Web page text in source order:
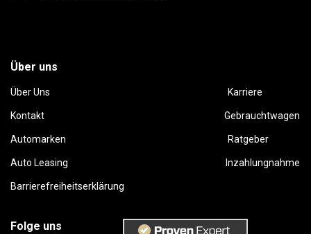
Über uns
Über Uns Karriere
Kontakt Gebrauchtwagen
Automarken Ratgeber
Auto Leasing Inzahlungnahme
Barrierefreiheitserklärung
Folge uns